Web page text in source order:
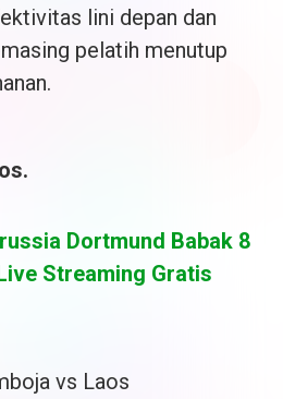
lini depan dan
pelatih menutup
Dortmund Babak 8
Streaming Gratis
vs Laos